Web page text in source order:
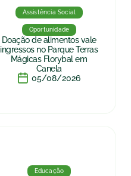
Assistência Social
Oportunidade
Doação de alimentos vale
ingressos no Parque Terras
Mágicas Florybal em
Canela
05/08/2026
Educação